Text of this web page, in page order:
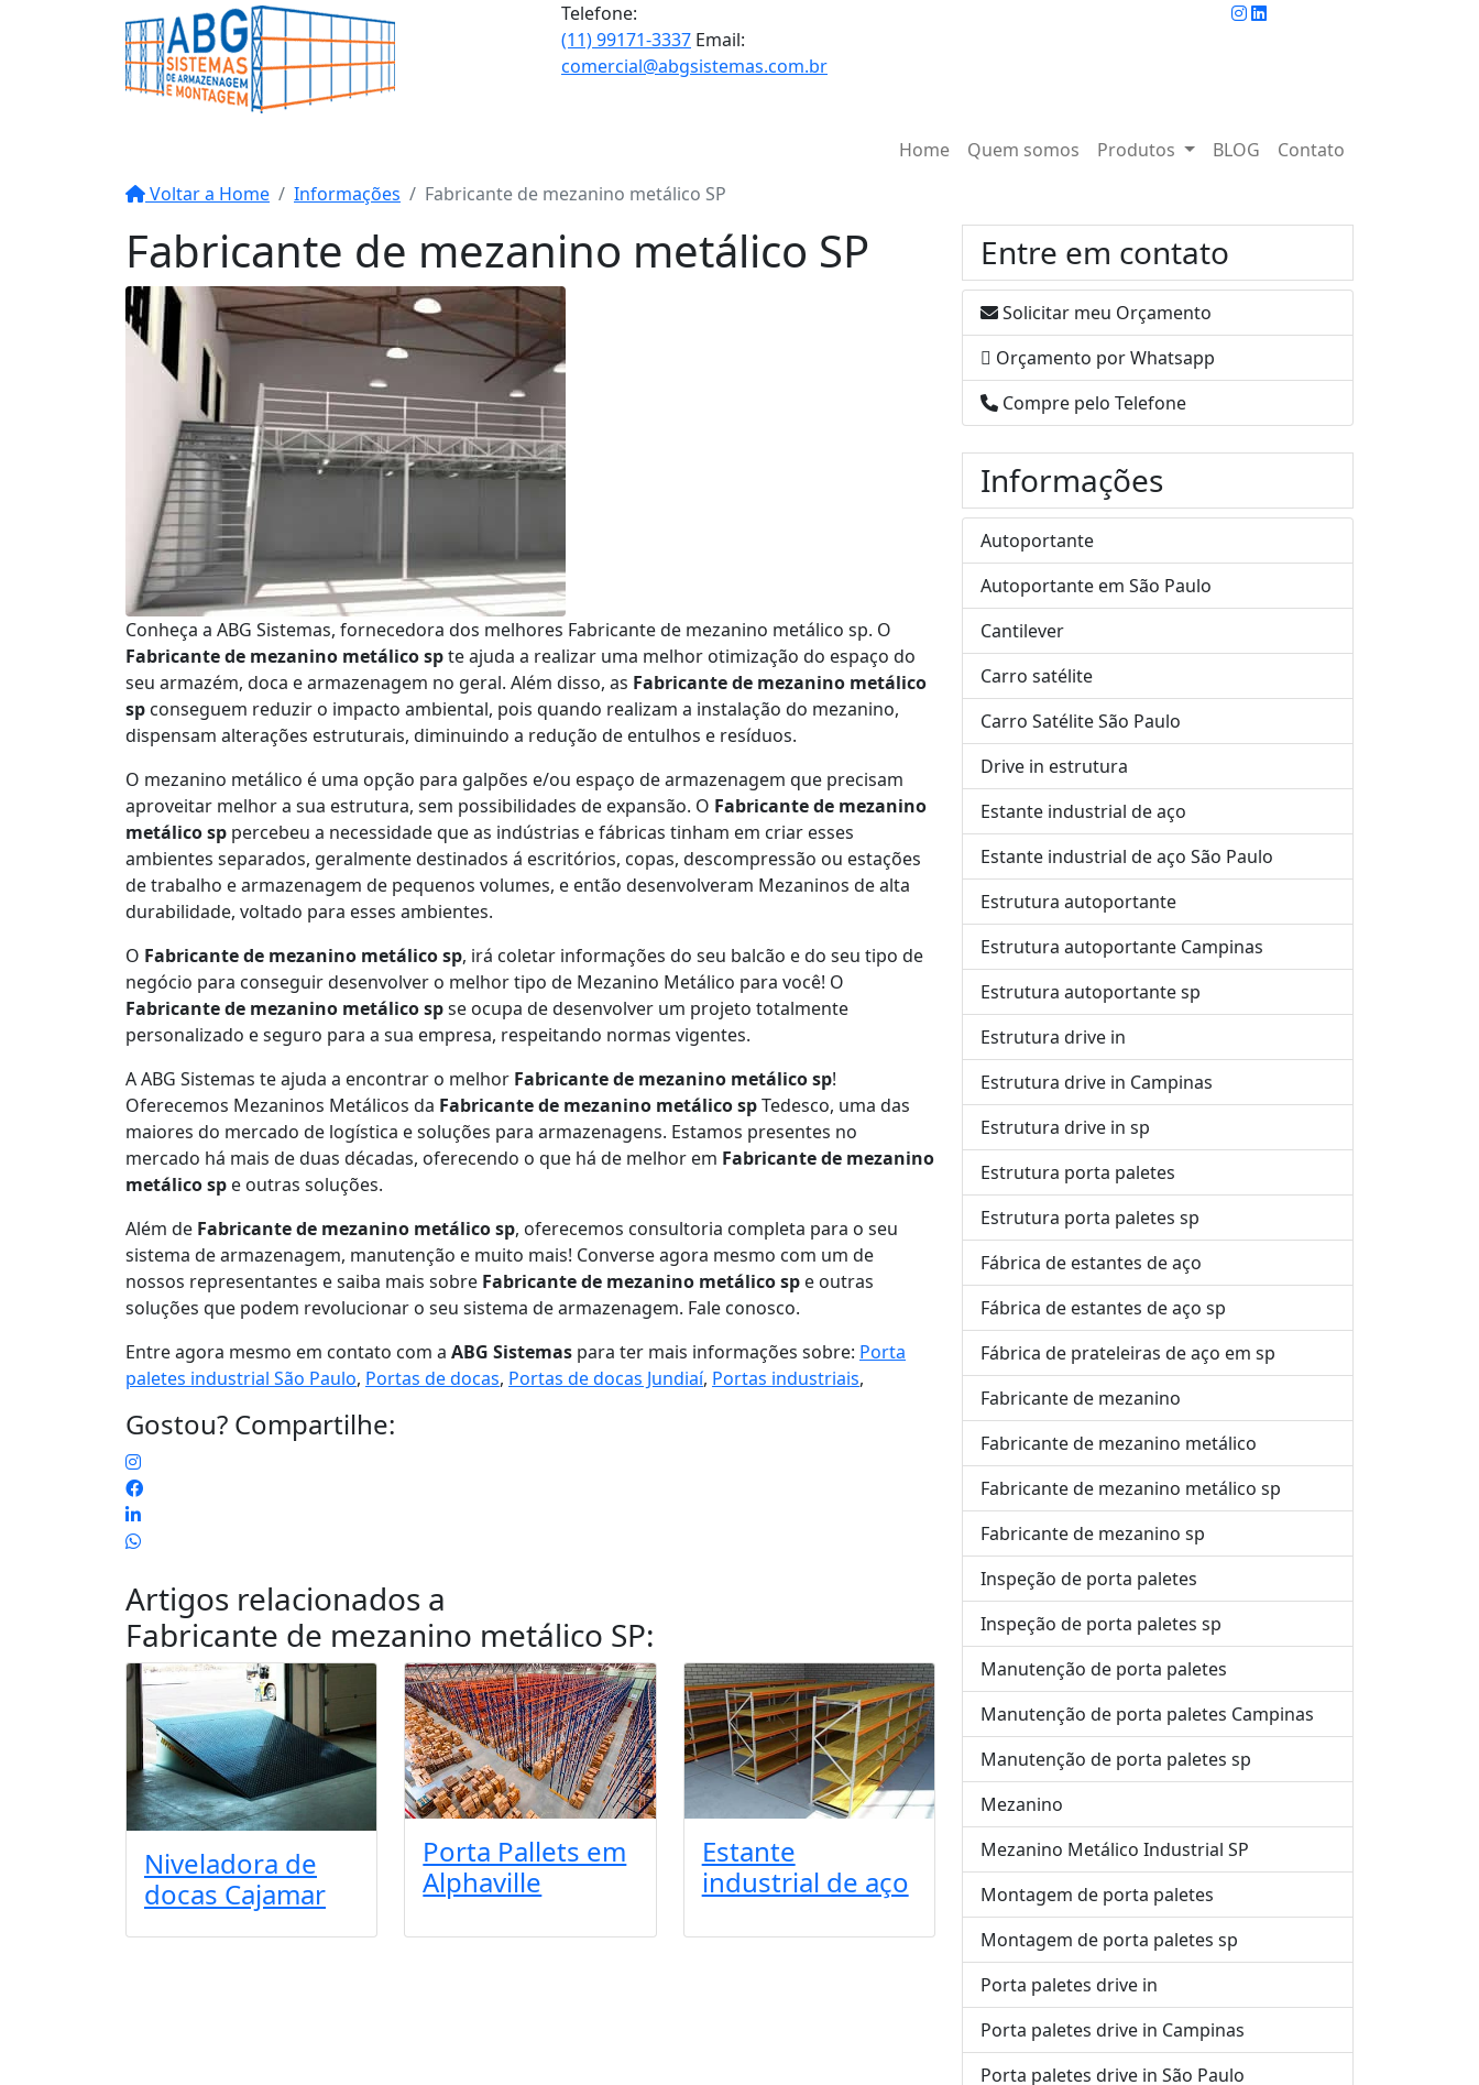
Telefone:
(11) 99171-3337 Email:
comercial@abgsistemas.com.br
Home Quem somos Produtos BLOG
Contato
Voltar a Home
Informações Fabricante de mezanino metálico SP
Fabricante de mezanino metálico SP
Conheça a ABG Sistemas, fornecedora dos melhores Fabricante de mezanino metálico sp. O
Fabricante de mezanino metálico spte ajuda a realizar uma melhor otimização do espaço do
seu armazém, doca e armazenagem no geral. Além disso, as Fabricante de mezanino metálico
sp conseguem reduzir o impacto ambiental, pois quando realizam a instalação do mezanino,
dispensam alterações estruturais, diminuindo a redução de entulhos e resíduos.
O mezanino metálico é uma opção para galpões e/ou espaço de armazenagem que precisam
aproveitar melhor a sua estrutura, sem possibilidades de expansão. O Fabricante de mezanino
metálico sp percebeu a necessidade que as indústrias e fábricas tinham em criar esses
ambientes separados, geralmente destinados á escritórios, copas, descompressão ou estações
de trabalho e armazenagem de pequenos volumes, e então desenvolveram Mezaninos de alta
durabilidade, voltado para esses ambientes.
O Fabricante de mezanino metálico sp, irá coletar informações do seu balcão e do seu tipo de
negócio para conseguir desenvolver o melhor tipo de Mezanino Metálico para você! O
Fabricante de mezanino metálico spse ocupa de desenvolver um projeto totalmente
personalizado e seguro para a sua empresa, respeitando normas vigentes.
A ABG Sistemas te ajuda a encontrar o melhor Fabricante de mezanino metálico sp!
Oferecemos Mezaninos Metálicos da Fabricante de mezanino metálico spTedesco, uma das
maiores do mercado de logística e soluções para armazenagens. Estamos presentes no
mercado há mais de duas décadas, oferecendo o que há de melhor em Fabricante de mezanino
metálico sp e outras soluções.
Além de Fabricante de mezanino metálico sp, oferecemos consultoria completa para o seu
sistema de armazenagem, manutenção e muito mais! Converse agora mesmo com um de
nossos representantes e saiba mais sobre Fabricante de mezanino metálico sp e outras
soluções que podem revolucionar o seu sistema de armazenagem. Fale conosco.
Entre agora mesmo em contato com a ABG Sistemas para ter mais informações sobre: Porta
paletes industrial São Paulo, Portas de docas, Portas de docas Jundiaí, Portas industriais,
Gostou? Compartilhe:
Artigos relacionados a
Fabricante de mezanino metálico SP:
Niveladora de
docas Cajamar
Porta Pallets em
Alphaville
Estante
industrial de aço
Entre em contato
Solicitar meu Orçamento
Orçamento por Whatsapp
Compre pelo Telefone
Informações
Autoportante
Autoportante em São Paulo
Cantilever
Carro satélite
Carro Satélite São Paulo
Drive in estrutura
Estante industrial de aço
Estante industrial de aço São Paulo
Estrutura autoportante
Estrutura autoportante Campinas
Estrutura autoportante sp
Estrutura drive in
Estrutura drive in Campinas
Estrutura drive in sp
Estrutura porta paletes
Estrutura porta paletes sp
Fábrica de estantes de aço
Fábrica de estantes de aço sp
Fábrica de prateleiras de aço em sp
Fabricante de mezanino
Fabricante de mezanino metálico
Fabricante de mezanino metálico sp
Fabricante de mezanino sp
Inspeção de porta paletes
Inspeção de porta paletes sp
Manutenção de porta paletes
Manutenção de porta paletes Campinas
Manutenção de porta paletes sp
Mezanino
Mezanino Metálico Industrial SP
Montagem de porta paletes
Montagem de porta paletes sp
Porta paletes drive in
Porta paletes drive in Campinas
Porta paletes drive in São Paulo